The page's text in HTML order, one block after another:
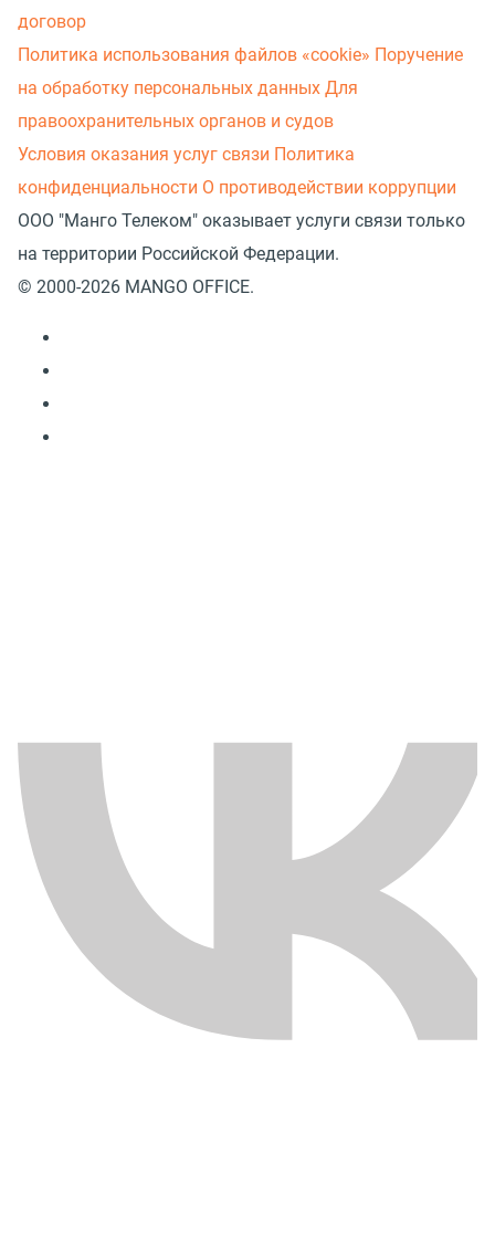
договор
Политика использования файлов «cookie» Поручение
на обработку персональных данных Для
правоохранительных органов и судов
Условия оказания услуг связи Политика
конфиденциальности О противодействии коррупции
ООО "Манго Телеком" оказывает услуги связи только
на территории Российской Федерации.
© 2000-2026 MANGO OFFICE.